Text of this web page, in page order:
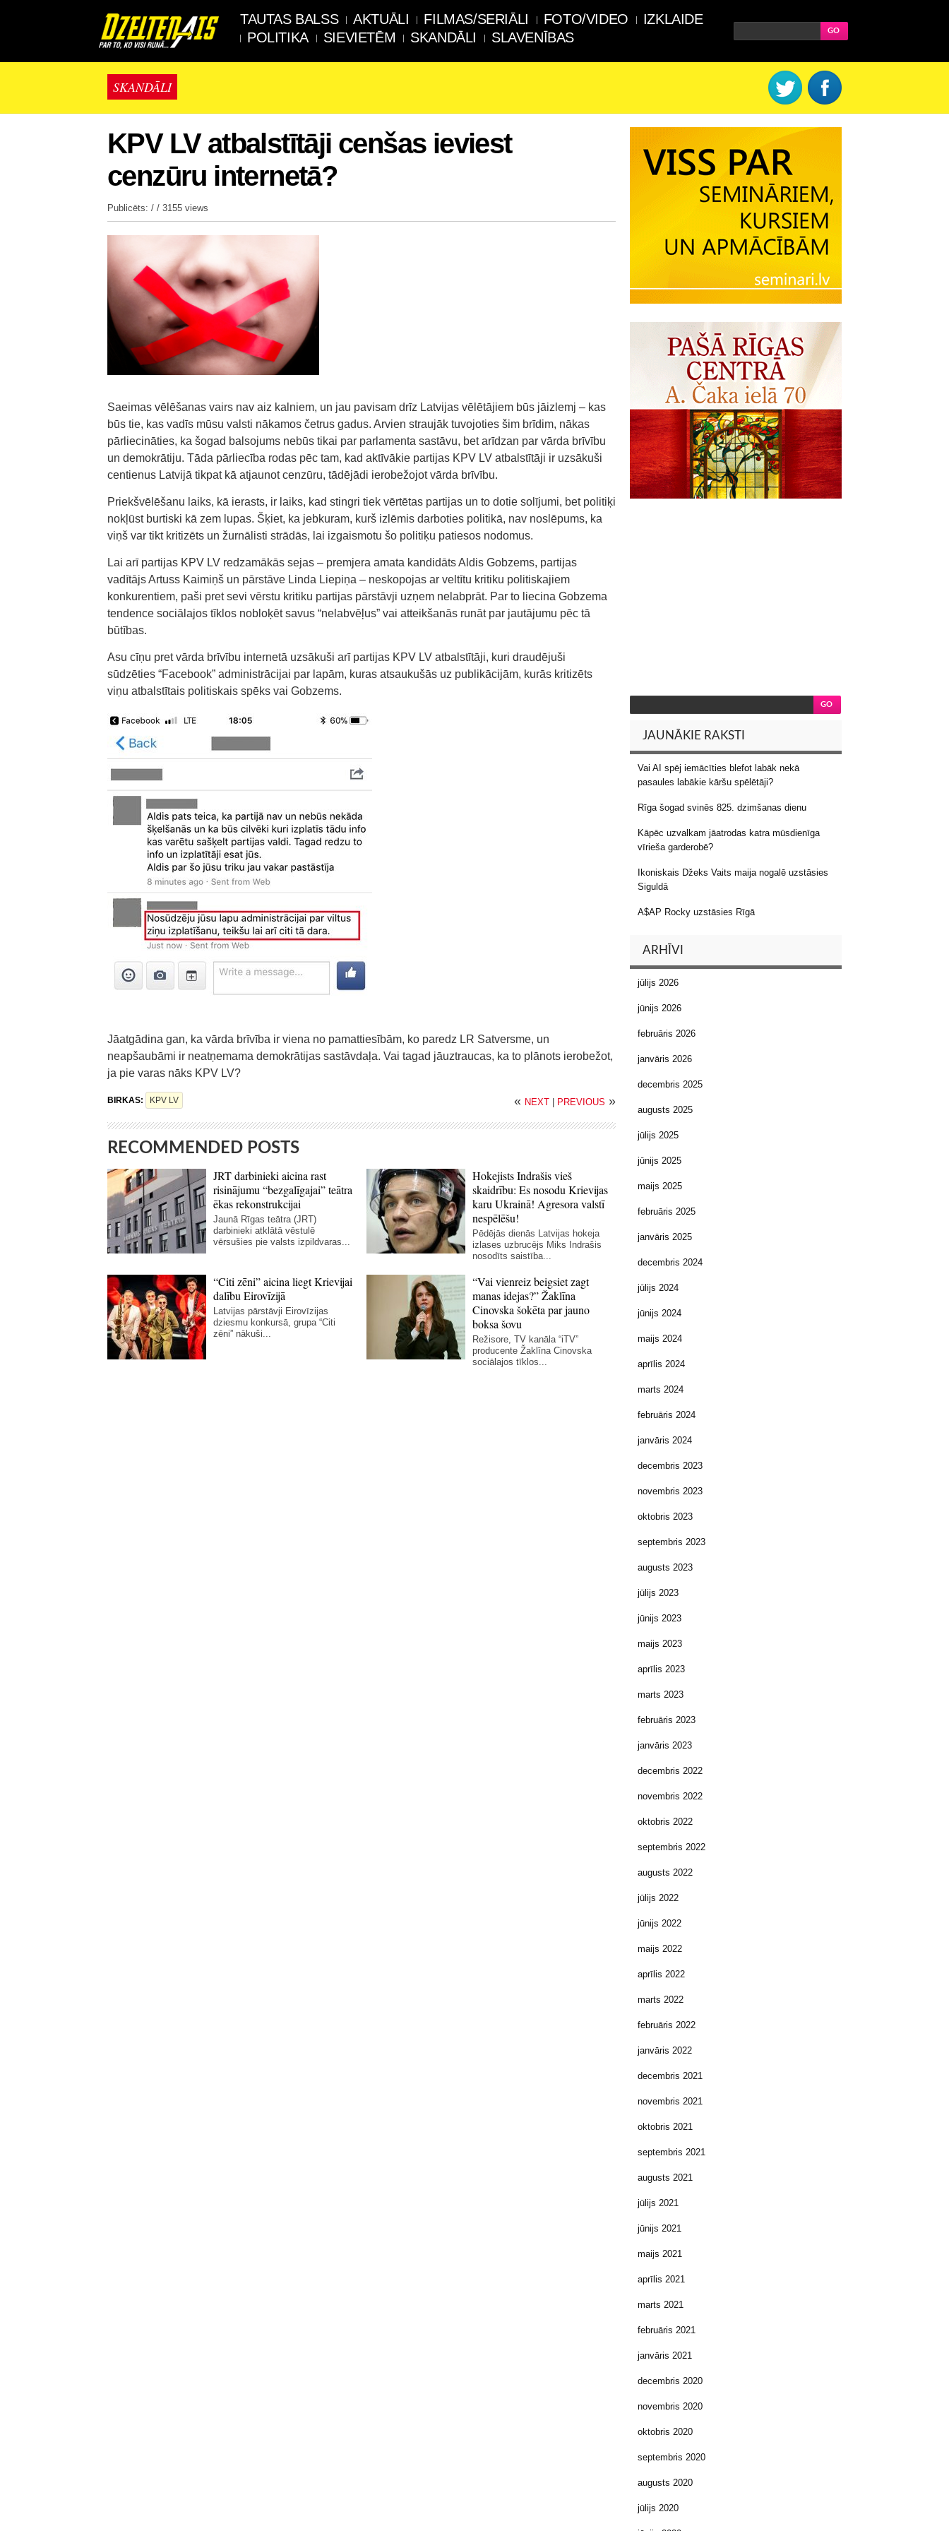
TAUTAS BALSS AKTUĀLI FILMAS/SERIĀLI FOTO/VIDEO
IZKLAIDE
POLITIKA
SIEVIETĒM SKANDĀLI SLAVENĪBAS
SKANDĀLI
KPV LV atbalstītāji cenšas ieviest
cenzūru internetā?
Publicēts: / / 3155 views
Saeimas vēlēšanas vairs nav aiz kalniem, un jau pavisam drīz Latvijas vēlētājiem būs jāizlemj – kas
būs tie, kas vadīs mūsu valsti nākamos četrus gadus. Arvien straujāk tuvojoties šim brīdim, nākas
pārliecināties, ka šogad balsojums nebūs tikai par parlamenta sastāvu, bet arīdzan par vārda brīvību
un demokrātiju. Tāda pārliecība rodas pēc tam, kad aktīvākie partijas KPV LV atbalstītāji ir uzsākuši
centienus Latvijā tikpat kā atjaunot cenzūru, tādējādi ierobežojot vārda brīvību.
Priekšvēlēšanu laiks, kā ierasts, ir laiks, kad stingri tiek vērtētas partijas un to dotie solījumi, bet politiķi
nokļūst burtiski kā zem lupas. Šķiet, ka jebkuram, kurš izlēmis darboties politikā, nav noslēpums, ka
viņš var tikt kritizēts un žurnālisti strādās, lai izgaismotu šo politiķu patiesos nodomus.
Lai arī partijas KPV LV redzamākās sejas – premjera amata kandidāts Aldis Gobzems, partijas
vadītājs Artuss Kaimiņš un pārstāve Linda Liepiņa – neskopojas ar veltītu kritiku politiskajiem
konkurentiem, paši pret sevi vērstu kritiku partijas pārstāvji uzņem nelabprāt. Par to liecina Gobzema
tendence sociālajos tīklos nobloķēt savus “nelabvēļus” vai atteikšanās runāt par jautājumu pēc tā
būtības.
Asu cīņu pret vārda brīvību internetā uzsākuši arī partijas KPV LV atbalstītāji, kuri draudējuši
sūdzēties “Facebook” administrācijai par lapām, kuras atsaukušās uz publikācijām, kurās kritizēts
viņu atbalstītais politiskais spēks vai Gobzems.
Jāatgādina gan, ka vārda brīvība ir viena no pamattiesībām, ko paredz LR Satversme, un
neapšaubāmi ir neatņemama demokrātijas sastāvdaļa. Vai tagad jāuztraucas, ka to plānots ierobežot,
ja pie varas nāks KPV LV?
BIRKAS: KPV LV « NEXT PREVIOUS »
RECOMMENDED POSTS
JRT darbinieki aicina rast
risinājumu “bezgalīgajai” teātra
ēkas rekonstrukcijai
Jaunā Rīgas teātra (JRT)
darbinieki atklātā vēstulē
vērsušies pie valsts izpildvaras...
Hokejists Indrašis vieš
skaidrību: Es nosodu Krievijas
karu Ukrainā! Agresora valstī
nespēlēšu!
Pēdējās dienās Latvijas hokeja
izlases uzbrucējs Miks Indrašis
nosodīts saistība...
“Citi zēni” aicina liegt Krievijai
dalību Eirovīzijā
Latvijas pārstāvji Eirovīzijas
dziesmu konkursā, grupa “Citi
zēni” nākuši...
“Vai vienreiz beigsiet zagt
manas idejas?” Žaklīna
Cinovska šokēta par jauno
boksa šovu
Režisore, TV kanāla “iTV”
producente Žaklīna Cinovska
sociālajos tīklos...
JAUNĀKIE RAKSTI
Vai AI spēj iemācīties blefot labāk nekā
pasaules labākie kāršu spēlētāji?
Rīga šogad svinēs 825. dzimšanas dienu
Kāpēc uzvalkam jāatrodas katra mūsdienīga
vīrieša garderobē?
Ikoniskais Džeks Vaits maija nogalē uzstāsies
Siguldā
A$AP Rocky uzstāsies Rīgā
ARHĪVI
jūlijs 2026
jūnijs 2026
februāris 2026
janvāris 2026
decembris 2025
augusts 2025
jūlijs 2025
jūnijs 2025
maijs 2025
februāris 2025
janvāris 2025
decembris 2024
jūlijs 2024
jūnijs 2024
maijs 2024
aprīlis 2024
marts 2024
februāris 2024
janvāris 2024
decembris 2023
novembris 2023
oktobris 2023
septembris 2023
augusts 2023
jūlijs 2023
jūnijs 2023
maijs 2023
aprīlis 2023
marts 2023
februāris 2023
janvāris 2023
decembris 2022
novembris 2022
oktobris 2022
septembris 2022
augusts 2022
jūlijs 2022
jūnijs 2022
maijs 2022
aprīlis 2022
marts 2022
februāris 2022
janvāris 2022
decembris 2021
novembris 2021
oktobris 2021
septembris 2021
augusts 2021
jūlijs 2021
jūnijs 2021
maijs 2021
aprīlis 2021
marts 2021
februāris 2021
janvāris 2021
decembris 2020
novembris 2020
oktobris 2020
septembris 2020
augusts 2020
jūlijs 2020